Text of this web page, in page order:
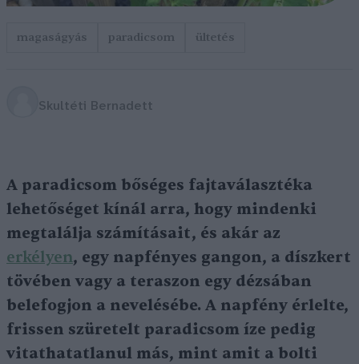
magaságyás paradicsom ültetés
Skultéti Bernadett
A paradicsom bőséges fajtaválasztéka
lehetőséget kínál arra, hogy mindenki
megtalálja számításait, és akár az
erkélyen, egy napfényes gangon, a díszkert
tövében vagy a teraszon egy dézsában
belefogjon a nevelésébe. A napfény érlelte,
frissen szüretelt paradicsom íze pedig
vitathatatlanul más, mint amit a bolti